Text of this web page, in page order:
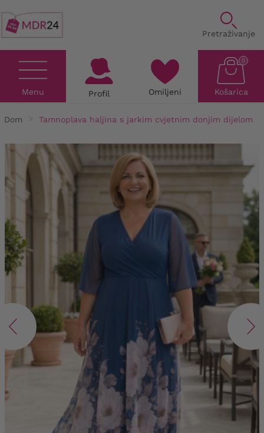
Pretraživanje
Menu Profil Omiljeni Košarica
0
Dom Tamnoplava haljina s jarkim cvjetnim donjim dijelom